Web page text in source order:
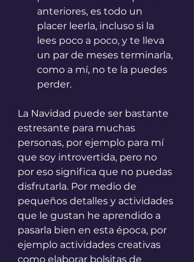
anteriores, es todo un
placer leerla, incluso si la
lees poco a poco, y te lleva
un par de meses terminarla,
como a mí, no te la puedes
perder.
La Navidad puede ser bastante
estresante para muchas
personas, por ejemplo para mí
que soy introvertida, pero no
por eso significa que no puedas
disfrutarla. Por medio de
pequeños detalles y actividades
que le gustan he aprendido a
pasarla bien en esta época, por
ejemplo actividades creativas
como elaborar bolsitas de